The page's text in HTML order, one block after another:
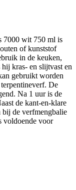
7000 wit 750 ml is
of kunststof
in de keuken,
kras- en slijtvast en
gebruikt worden
De
Na 1 uur is de
de kant-en-klare
bij de verfmengbalie
voldoende voor